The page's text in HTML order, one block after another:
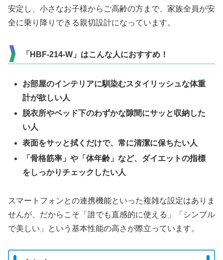
安定し、小さなお子様からご高齢の方まで、家族全員が安
全に乗り降りできる親切設計になっています。
「HBF-214-W」はこんな人におすすめ！
お部屋のインテリアに馴染むスタイリッシュな体重
計が欲しい人
脱衣所やベッド下のわずかな隙間にサッと収納した
い人
表面をサッと拭くだけで、常に清潔に保ちたい人
「骨格筋率」や「体年齢」など、ダイエットの指標
をしっかりチェックしたい人
スマートフォンとの連携機能といった複雑な設定はありま
せんが、だからこそ「誰でも直感的に使える」「シンプル
で美しい」という基本性能の高さが際立っています。